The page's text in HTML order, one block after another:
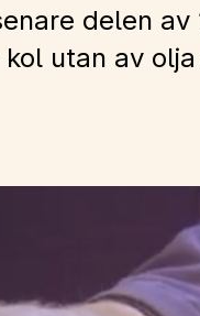
delen
utan av